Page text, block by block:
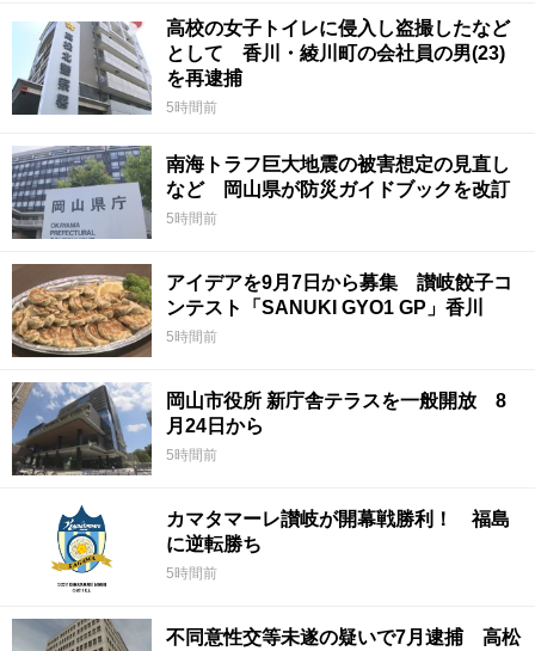
高校の女子トイレに侵入し盗撮したなど
として 香川・綾川町の会社員の男(23)
を再逮捕
5時間前
南海トラフ巨大地震の被害想定の見直し
など 岡山県が防災ガイドブックを改訂
5時間前
アイデアを9月7日から募集 讃岐餃子コ
ンテスト「SANUKI GYO1 GP」香川
5時間前
岡山市役所 新庁舎テラスを一般開放 8
月24日から
5時間前
カマタマーレ讃岐が開幕戦勝利！ 福島
に逆転勝ち
5時間前
不同意性交等未遂の疑いで7月逮捕 高松